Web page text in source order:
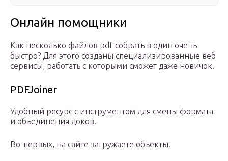
Онлайн помощники
Как несколько файлов pdf собрать в один очень
быстро? Для этого созданы специализированные веб
сервисы, работать с которыми сможет даже новичок.
PDFJoiner
Удобный ресурс с инструментом для смены формата
и объединения доков.
Во-первых, на сайте загружаете объекты.